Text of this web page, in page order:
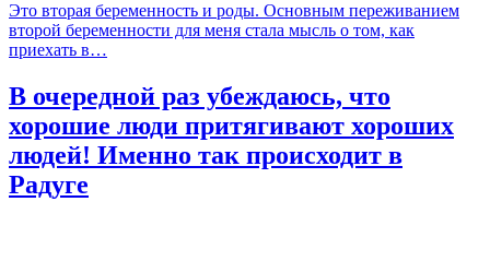
Это вторая беременность и роды. Основным переживанием
второй беременности для меня стала мысль о том, как
приехать в…
В очередной раз убеждаюсь, что
хорошие люди притягивают хороших
людей! Именно так происходит в
Радуге